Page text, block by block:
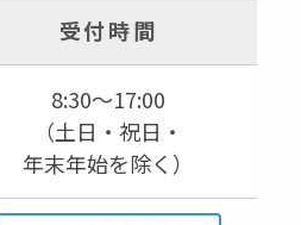
受付時間
8:30～17:00
（土日・祝日・
年末年始を除く）